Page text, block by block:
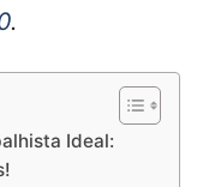
.
Ideal: